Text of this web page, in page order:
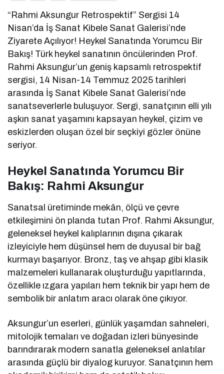
“Rahmi Aksungur Retrospektif” Sergisi 14
Nisan’da İş Sanat Kibele Sanat Galerisi’nde
Ziyarete Açılıyor! Heykel Sanatında Yorumcu Bir
Bakış! Türk heykel sanatının öncülerinden Prof.
Rahmi Aksungur’un geniş kapsamlı retrospektif
sergisi, 14 Nisan-14 Temmuz 2025 tarihleri
arasında İş Sanat Kibele Sanat Galerisi’nde
sanatseverlerle buluşuyor. Sergi, sanatçının elli yılı
aşkın sanat yaşamını kapsayan heykel, çizim ve
eskizlerden oluşan özel bir seçkiyi gözler önüne
seriyor.
Heykel Sanatında Yorumcu Bir
Bakış: Rahmi Aksungur
Sanatsal üretiminde mekân, ölçü ve çevre
etkileşimini ön planda tutan Prof. Rahmi Aksungur,
geleneksel heykel kalıplarının dışına çıkarak
izleyiciyle hem düşünsel hem de duyusal bir bağ
kurmayı başarıyor. Bronz, taş ve ahşap gibi klasik
malzemeleri kullanarak oluşturduğu yapıtlarında,
özellikle ızgara yapıları hem teknik bir yapı hem de
sembolik bir anlatım aracı olarak öne çıkıyor.
Aksungur’un eserleri, günlük yaşamdan sahneleri,
mitolojik temaları ve doğadan izleri bünyesinde
barındırarak modern sanatla geleneksel anlatılar
arasında güçlü bir diyalog kuruyor. Sanatçının hem